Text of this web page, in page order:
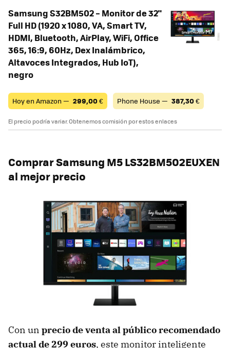
Samsung S32BM502 – Monitor de 32"
Full HD (1920 x 1080, VA, Smart TV,
HDMI, Bluetooth, AirPlay, WiFi, Office
365, 16:9, 60Hz, Dex Inalámbrico,
Altavoces Integrados, Hub IoT),
negro
Hoy en Amazon — 299,00€ Phone House — 387,30€
El precio podría variar. Obtenemos comisión por estos enlaces
Comprar Samsung M5 LS32BM502EUXEN
al mejor precio
Con un precio de venta al público recomendado
actual de 299 euros, este monitor inteligente